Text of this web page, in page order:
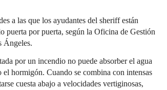
a las que los ayudantes del sheriff están
puerta por puerta, según la Oficina de Gestión
Ángeles.
por un incendio no puede absorber el agua
el hormigón. Cuando se combina con intensas
cuesta abajo a velocidades vertiginosas,